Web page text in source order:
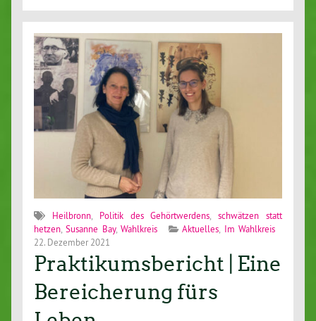
Heilbronn, Politik des Gehörtwerdens ,schwätzen statt
hetzen ,Susanne Bay,Wahlkreis Aktuelles Im Wahlkreis
22. Dezember 2021
Praktikumsbericht | Eine
Bereicherung fürs